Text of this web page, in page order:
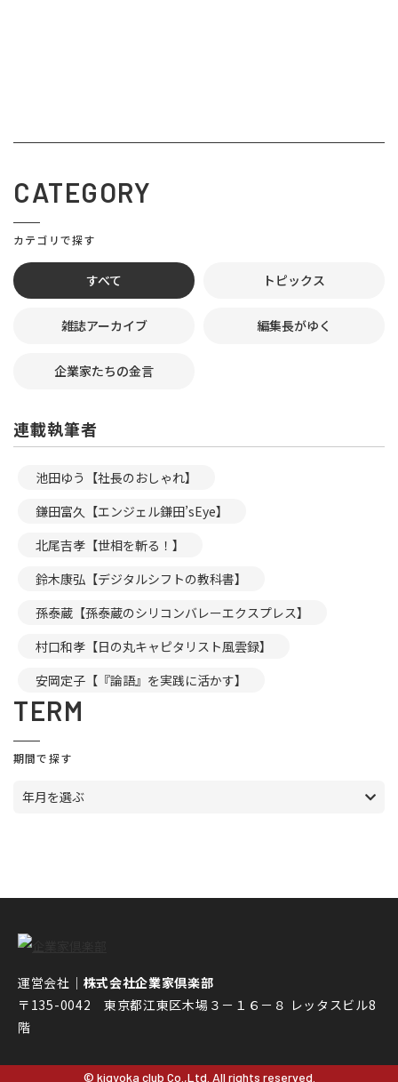
CATEGORY
カテゴリで探す
すべて トピックス
雑誌アーカイブ 編集長がゆく
企業家たちの金言
連載執筆者
池田ゆう【社長のおしゃれ】
鎌田富久【エンジェル鎌田’sEye】
北尾吉孝【世相を斬る！】
鈴木康弘【デジタルシフトの教科書】
孫泰蔵【孫泰蔵のシリコンバレーエクスプレス】
村口和孝【日の丸キャピタリスト風雲録】
安岡定子【『論語』を実践に活かす】
TERM
期間で探す
年月を選ぶ
運営会社｜ 株式会社企業家倶楽部
〒135-0042 東京都江東区木場３－１６－８ レッタスビル8
階
© kigyoka club Co.,Ltd. All rights reserved.